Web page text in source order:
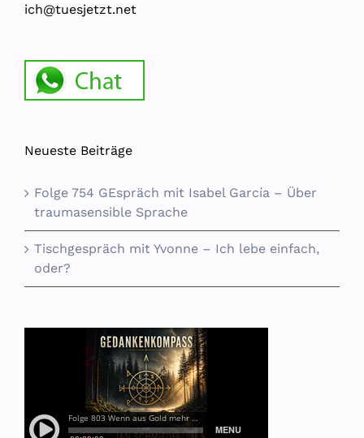
ich@tuesjetzt.net
Neueste Beiträge
Folge 754 GEspräch mit Isabel García – Über
traumasensible Sprache
Tischgespräch mit Yvonne – Ich lebe einfach,
oder?